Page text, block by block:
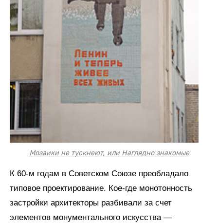
Мозаики не тускнеют, или Наглядно знакомые
К 60-м годам в Советском Союзе преобладало
типовое проектирование. Кое-где монотонность
застройки архитекторы разбивали за счет
элементов монументального искусства —